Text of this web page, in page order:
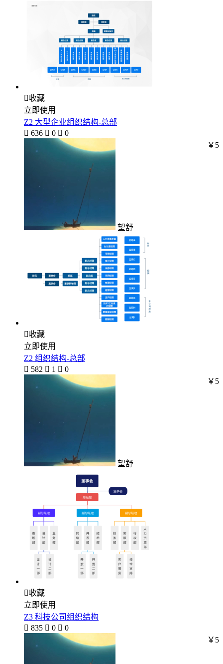
收藏
立即使用
Z2 大型企业组织结构-总部
 636  0  0
望舒
￥5
收藏
立即使用
Z2 组织结构-总部
 582  1  0
望舒
￥5
收藏
立即使用
Z3 科技公司组织结构
 835  0  0
￥5